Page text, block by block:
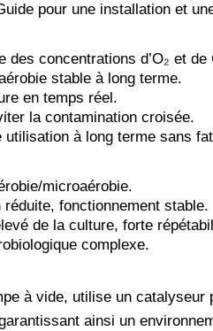
pour une installation et
concentrations d’O₂ et de
stable à long terme.
en temps réel.
la contamination croisée.
utilisation à long terme sans
microaérobie.
fonctionnement stable.
de la culture, forte
complexe.
à vide, utilise un catalyseur
ainsi un